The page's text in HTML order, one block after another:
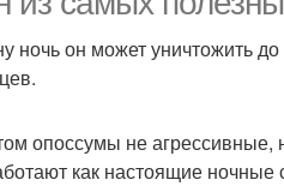
ночь он может уничтожить
опоссумы не агрессивные,
как настоящие ночные